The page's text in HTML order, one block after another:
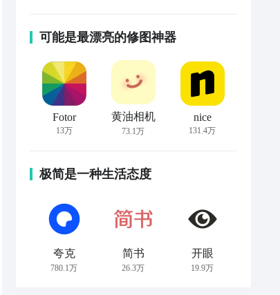
可能是最漂亮的修图神器
Fotor
13万
黄油相机
73.1万
nice
131.4万
极简是一种生活态度
夸克
780.1万
简书
26.3万
开眼
19.9万